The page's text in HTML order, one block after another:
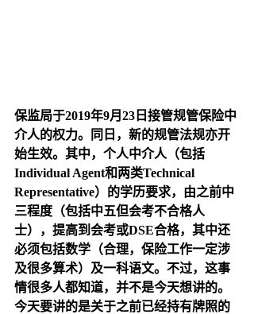
保监局于2019年9月23日接管规管保险中
介人的权力。同日，新的规管法规亦开
始生效。其中，个人中介人（包括
Individual Agent和两类Technical
Representative）的学历要求，由之前中
三程度（包括中五但会考不合格人
士），提高到会考或DSE合格，其中还
必须包括数学（合理，保险工作一定涉
及很多算术）及一科语文。不过，这事
情很多人都知道，并不是今天想讲的。
今天要讲的是关于之前已经持有牌照的